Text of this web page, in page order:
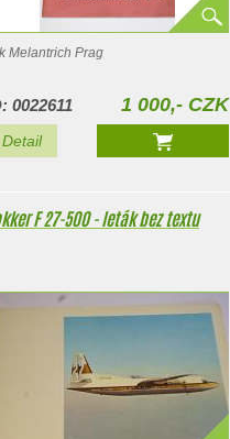
Melantrich Prag
0022611 1 000,- CZK
Detail
F 27-500 - leták bez textu